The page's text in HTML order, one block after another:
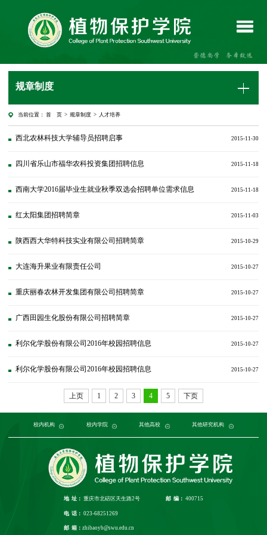
规章制度
当前位置： 首 页 >规章制度 > 人才培养
2015-11-30
西北农林科技大学辅导员招聘启事
2015-11-18
四川省乐山市福华农科投资集团招聘信息
2015-11-18
西南大学2016届毕业生就业秋季双选会招聘单位需求信息
2015-11-03
红太阳集团招聘简章
2015-10-29
陕西西大华特科技实业有限公司招聘简章
2015-10-27
大连海升果业有限责任公司
2015-10-27
重庆丽春农林开发集团有限公司招聘简章
2015-10-27
广西田园生化股份有限公司招聘简章
2015-10-27
利尔化学股份有限公司2016年校园招聘信息
2015-10-27
利尔化学股份有限公司2016年校园招聘信息
上页 1 2 3 4 5 下页
校内机构
党委组织部 党委宣传部 发展规划与学科建设部 人力资源部 本科生院 研究生院 科学技术发展研究院
校内学院
农学与生物科技学院 园艺园林学院 生命科学学院 生物技术学院 资源环境学院
其他高校
中国农业大学 浙江大学 西北农林科技大学 南京农业大学 华中农业大学 华南农业大学 山西农业大学
其他研究机构
中国农业科学院植物保护研究所 中国科学院植物研究所 中国科学院 中国农业科学院 重庆市农业科学院
地 址： 重庆市北碚区天生路2号 邮 编： 400715
电 话： 023-68251269
邮 箱：zhibaoyb@swu.edu.cn